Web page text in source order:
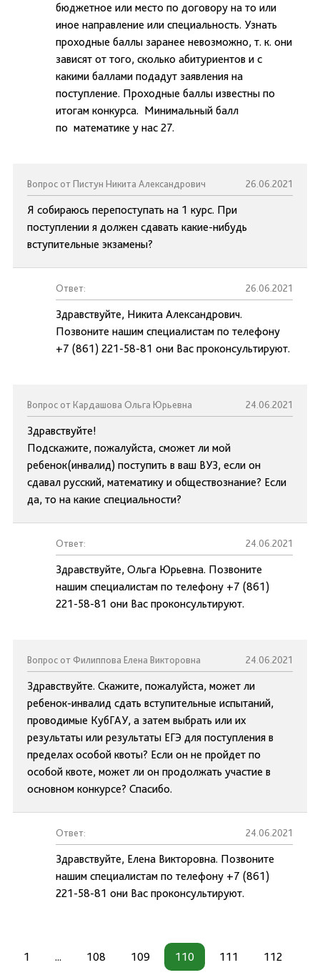
бюджетное или место по договору на то или
иное направление или специальность. Узнать
проходные баллы заранее невозможно, т. к. они
зависят от того, сколько абитуриентов и с
какими баллами подадут заявления на
поступление. Проходные баллы известны по
итогам конкурса. Минимальный балл
по математике у нас 27.
Вопрос от Пистун Никита Александрович 26.06.2021
Я собираюсь перепоступать на 1 курс. При
поступлении я должен сдавать какие-нибудь
вступительные экзамены?
Ответ: 26.06.2021
Здравствуйте, Никита Александрович.
Позвоните нашим специалистам по телефону
+7 (861) 221-58-81 они Вас проконсультируют.
Вопрос от Кардашова Ольга Юрьевна 24.06.2021
Здравствуйте!
Подскажите, пожалуйста, сможет ли мой
ребенок(инвалид) поступить в ваш ВУЗ, если он
сдавал русский, математику и обществознание? Если
да, то на какие специальности?
Ответ: 24.06.2021
Здравствуйте, Ольга Юрьевна. Позвоните
нашим специалистам по телефону +7 (861)
221-58-81 они Вас проконсультируют.
Вопрос от Филиппова Елена Викторовна 24.06.2021
Здравствуйте. Скажите, пожалуйста, может ли
ребенок-инвалид сдать вступительные испытаний,
проводимые КубГАУ, а затем выбрать или их
результаты или результаты ЕГЭ для поступления в
пределах особой квоты? Если он не пройдет по
особой квоте, может ли он продолжать участие в
основном конкурсе? Спасибо.
Ответ: 24.06.2021
Здравствуйте, Елена Викторовна. Позвоните
нашим специалистам по телефону +7 (861)
221-58-81 они Вас проконсультируют.
1 ... 108 109 110 111 112